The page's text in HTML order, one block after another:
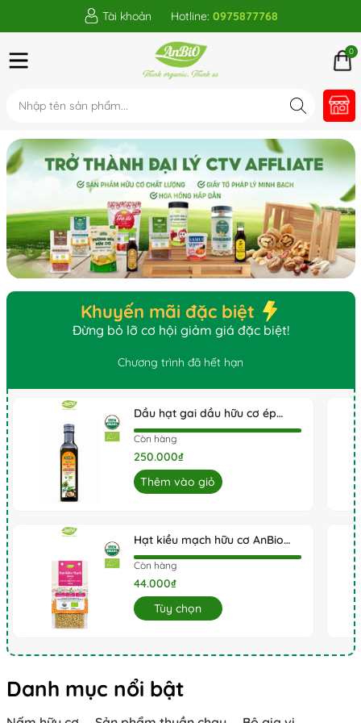
Tài khoản Hotline: 0975877768
0
Khuyến mãi đặc biệt
Đừng bỏ lỡ cơ hội giảm giá đặc biệt!
Chương trình đã hết hạn
Dầu hạt gai dầu hữu cơ ép
lạnh Radiant 250ml (Chai)
Còn hàng
250.000₫
Thêm vào giỏ
Hạt kiều mạch hữu cơ AnBio
200g
Còn hàng
44.000₫
Tùy chọn
Danh mục nổi bật